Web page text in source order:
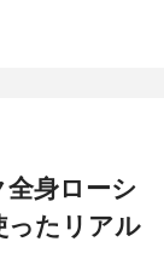
身ローシ
ったリアル